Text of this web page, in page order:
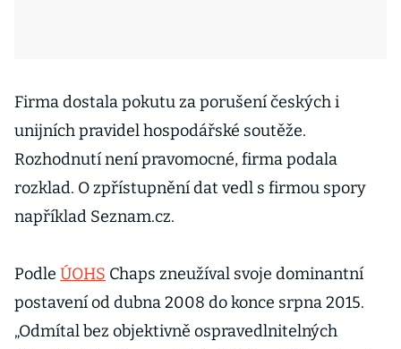
Firma dostala pokutu za porušení českých i
unijních pravidel hospodářské soutěže.
Rozhodnutí není pravomocné, firma podala
rozklad. O zpřístupnění dat vedl s firmou spory
například Seznam.cz.
Podle ÚOHS Chaps zneužíval svoje dominantní
postavení od dubna 2008 do konce srpna 2015.
„Odmítal bez objektivně ospravedlnitelných